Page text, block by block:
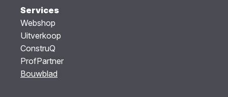
Services
Webshop
Uitverkoop
ConstruQ
ProfPartner
Bouwblad